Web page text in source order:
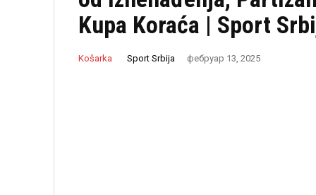
Kupa Koraća | Sport
Košarka Sport Srbija фебруар 13, 2025